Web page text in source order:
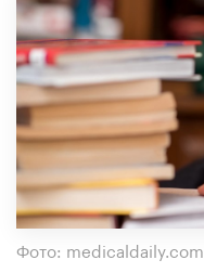
Фото: medicaldaily.com